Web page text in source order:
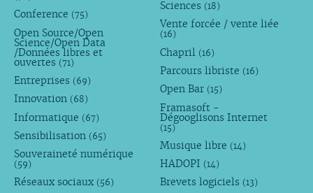
Conference (75)
Open Source/Open
Science/Open Data
/Données libres et
ouvertes (71)
Entreprises (69)
Innovation (68)
Informatique (67)
Sensibilisation (65)
Souveraineté numérique
(59)
Réseaux sociaux (56)
Sciences (18)
Vente forcée / vente liée
(16)
Chapril (16)
Parcours libriste (16)
Open Bar (15)
Framasoft -
Dégooglisons Internet
(15)
Musique libre (14)
HADOPI (14)
Brevets logiciels (13)